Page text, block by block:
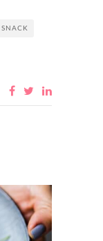
SNACK